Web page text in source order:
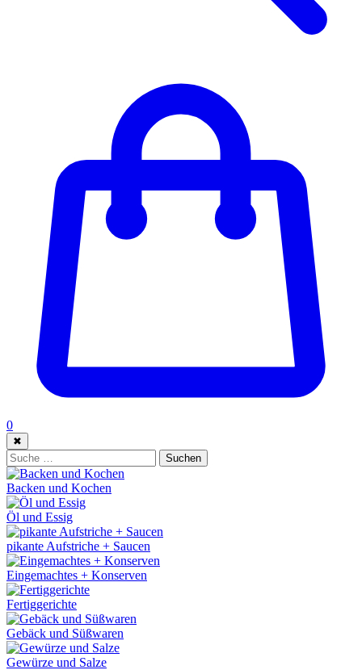
0
✖
Suche: Suchen
Backen und Kochen
Öl und Essig
pikante Aufstriche + Saucen
Eingemachtes + Konserven
Fertiggerichte
Gebäck und Süßwaren
Gewürze und Salze